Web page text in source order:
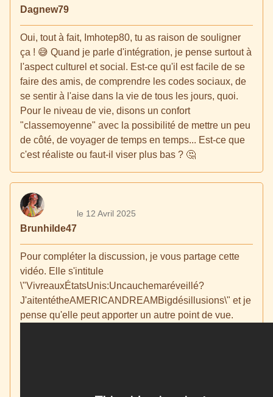
Dagnew79
Oui, tout à fait, Imhotep80, tu as raison de souligner
ça ! 😅 Quand je parle d'intégration, je pense surtout à
l'aspect culturel et social. Est-ce qu'il est facile de se
faire des amis, de comprendre les codes sociaux, de
se sentir à l'aise dans la vie de tous les jours, quoi.
Pour le niveau de vie, disons un confort
"classemoyenne" avec la possibilité de mettre un peu
de côté, de voyager de temps en temps... Est-ce que
c'est réaliste ou faut-il viser plus bas ? 🤔
Brunhilde47
le 12 Avril 2025
Pour compléter la discussion, je vous partage cette
vidéo. Elle s'intitule
\"VivreauxÉtatsUnis:Uncauchemaréveillé?
J'aitentétheAMERICANDREAMBigdésillusions\" et je
pense qu'elle peut apporter un autre point de vue.